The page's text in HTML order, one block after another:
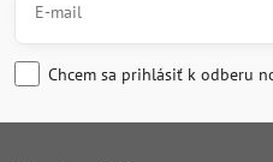
Chcem sa prihlásiť k odberu